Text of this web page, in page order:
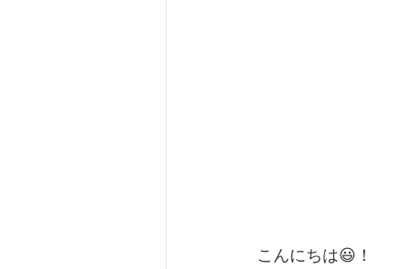
こんにちは😃！